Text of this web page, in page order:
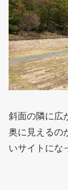
斜面の隣に広
奥に見えるの
いサイトにな